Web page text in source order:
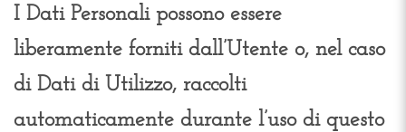
I Dati Personali possono essere
liberamente forniti dall’Utente o, nel caso
di Dati di Utilizzo, raccolti
automaticamente durante l’uso di questo